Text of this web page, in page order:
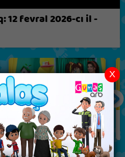
12 fevral 2026-cı il -
X